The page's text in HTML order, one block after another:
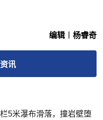
编辑︱杨睿奇
资讯
5米瀑布滑落，撞岩壁堕